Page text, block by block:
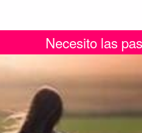
Necesito las